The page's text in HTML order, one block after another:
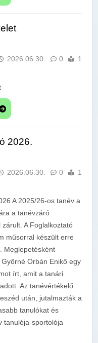
2026.06.30. 0
1
2026.
2026.06.30. 0
1
A 2025/26-os tanév a
a tanévzáró
zárult. A Foglalkoztató
műsorral készült erre
Meglepetésként
Orbán Enikő egy
írt, amit a tanári
Az tanévértékelő
után, jutalmazták a
tanulókat és
tanulója-sportolója